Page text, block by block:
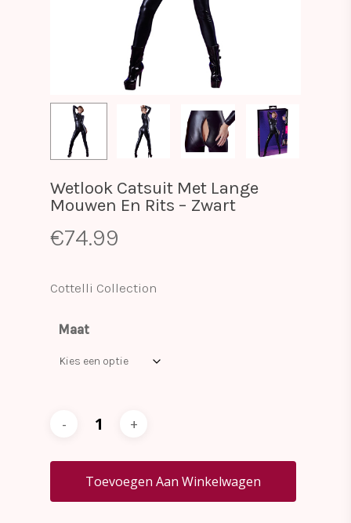
Wetlook Catsuit Met Lange
Mouwen En Rits – Zwart
€74.99
Cottelli Collection
Maat
Toevoegen Aan Winkelwagen